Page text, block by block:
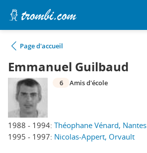
Page d'accueil
Emmanuel Guilbaud
1988 - 1994: Théophane Vénard, Nantes
1995 - 1997: Nicolas-Appert, Orvault
6 Amis d'école